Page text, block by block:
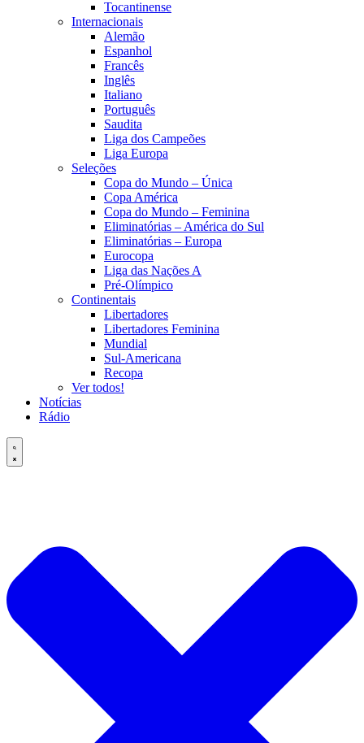
Tocantinense
Internacionais
Alemão
Espanhol
Francês
Inglês
Italiano
Português
Saudita
Liga dos Campeões
Liga Europa
Seleções
Copa do Mundo – Única
Copa América
Copa do Mundo – Feminina
Eliminatórias – América do Sul
Eliminatórias – Europa
Eurocopa
Liga das Nações A
Pré-Olímpico
Continentais
Libertadores
Libertadores Feminina
Mundial
Sul-Americana
Recopa
Ver todos!
Notícias
Rádio